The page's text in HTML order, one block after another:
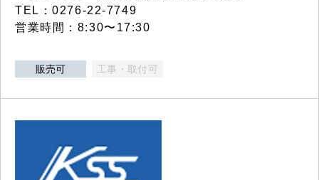
TEL：0276-22-7749
営業時間：8:30〜17:30
販売可 工事・取付可